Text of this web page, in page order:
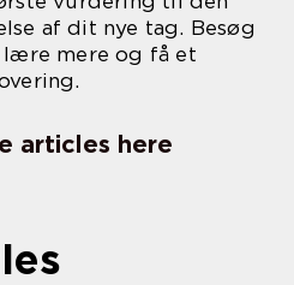
af dit nye tag. Besøg
mere og få et
articles here